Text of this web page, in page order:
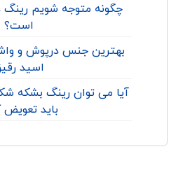
چگونه متوجه شویم رینگ
است؟
بهترین جنس درپوش و
اسید
آیا می توان رینگ بشکه
باید تعویض